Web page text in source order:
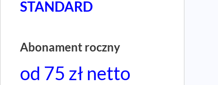
STANDARD
Abonament roczny
od 75 zł netto